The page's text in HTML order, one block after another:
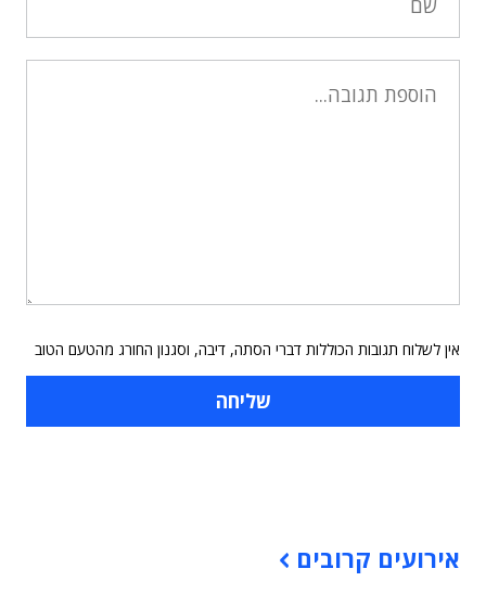
אין לשלוח תגובות הכוללות דברי הסתה, דיבה, וסגנון החורג מהטעם הטוב
אירועים קרובים